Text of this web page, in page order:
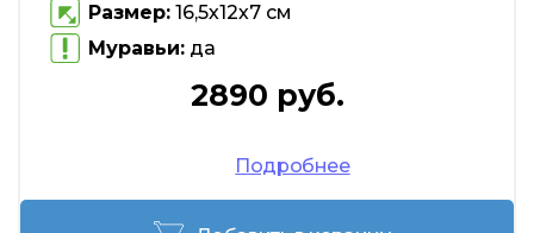
Размер: 16,5х12х7 см
Муравьи: да
2890 руб.
Подробнее